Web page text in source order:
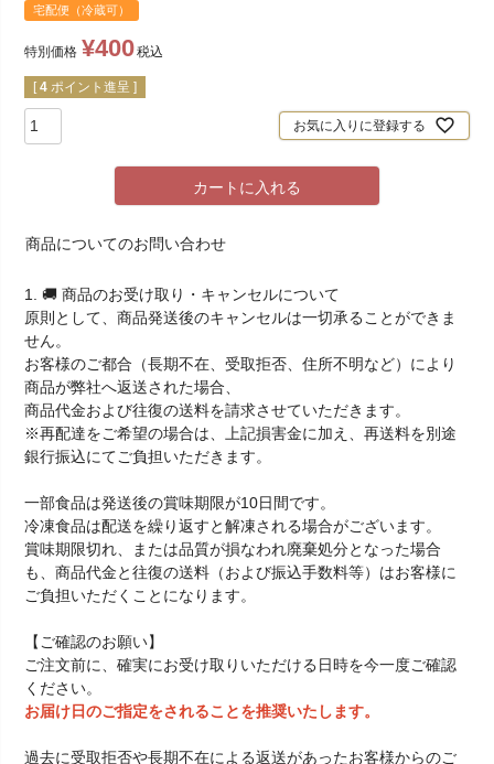
宅配便（冷蔵可）
特別価格 ¥400税込
[ 4 ポイント進呈 ]
お気に入りに登録する
カートに入れる
商品についてのお問い合わせ
1. 🚚 商品のお受け取り・キャンセルについて
原則として、商品発送後のキャンセルは一切承ることができま
せん。
お客様のご都合（長期不在、受取拒否、住所不明など）により
商品が弊社へ返送された場合、
商品代金および往復の送料を請求させていただきます。
※再配達をご希望の場合は、上記損害金に加え、再送料を別途
銀行振込にてご負担いただきます。
一部食品は発送後の賞味期限が10日間です。
冷凍食品は配送を繰り返すと解凍される場合がございます。
賞味期限切れ、または品質が損なわれ廃棄処分となった場合
も、商品代金と往復の送料（および振込手数料等）はお客様に
ご負担いただくことになります。
【ご確認のお願い】
ご注文前に、確実にお受け取りいただける日時を今一度ご確認
ください。
お届け日のご指定をされることを推奨いたします。
過去に受取拒否や長期不在による返送があったお客様からのご